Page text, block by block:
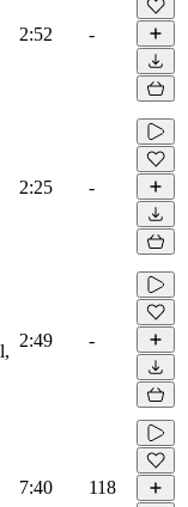
2:52 -
2:25 -
2:49 -
7:40 118